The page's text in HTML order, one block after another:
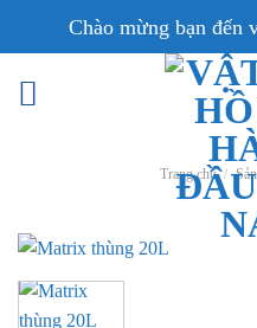
Chào mừng bạn
Trang chủ /